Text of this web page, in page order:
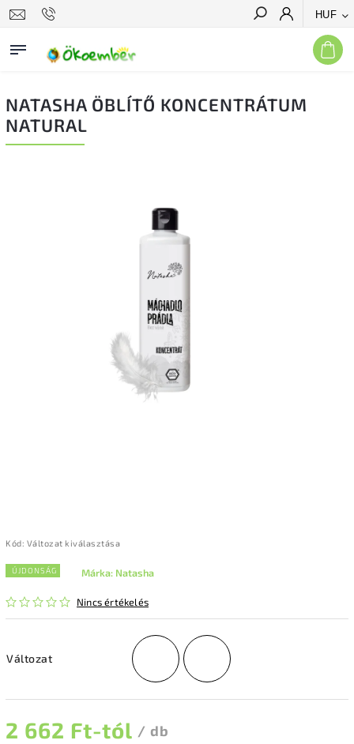
HUF
Keresés
NATASHA ÖBLÍTŐ KONCENTRÁTUM
NATURAL
Kód: Változat kiválasztása
ÚJDONSÁG
Nincs értékelés
Márka: Natasha
Változat
2 662 Ft-tól / db